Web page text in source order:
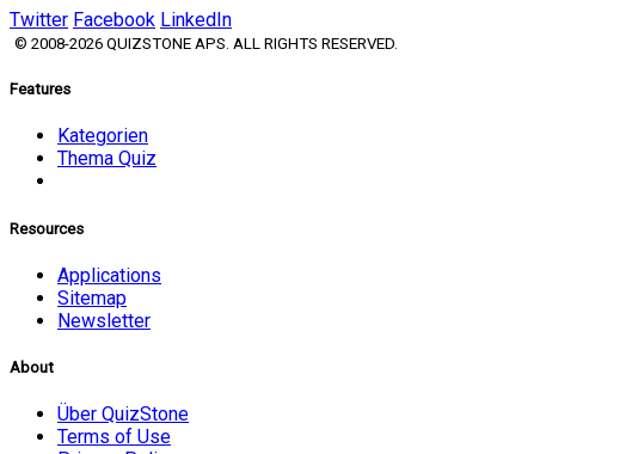
Twitter Facebook LinkedIn
© 2008-2026 QUIZSTONE APS. ALL RIGHTS RESERVED.
Features
Kategorien
Thema Quiz
Resources
Applications
Sitemap
Newsletter
About
Über QuizStone
Terms of Use